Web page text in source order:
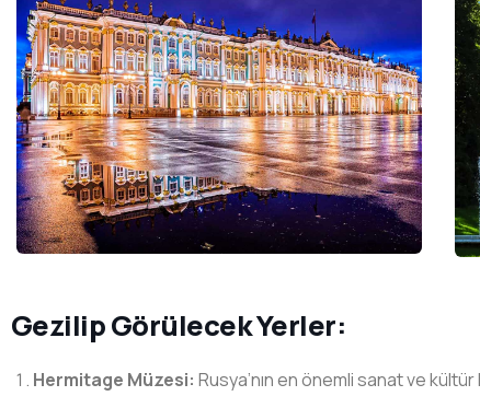
Gezilip Görülecek Yerler:
Hermitage Müzesi: Rusya’nın en önemli sanat ve